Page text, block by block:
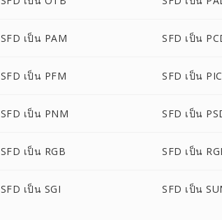
SFD เป็น PAM SFD เป็น
SFD เป็น PFM SFD เป็น
SFD เป็น PNM SFD เป็น
SFD เป็น RGB SFD เป็น
SFD เป็น SGI SFD เป็น